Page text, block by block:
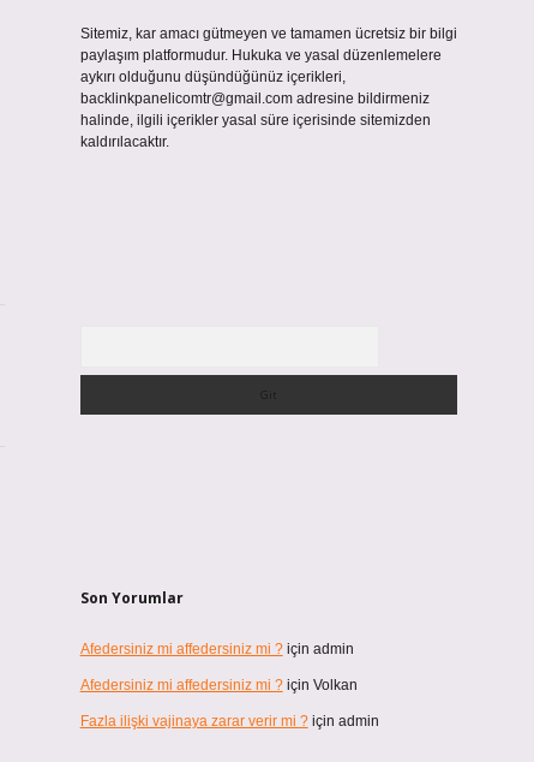
Sitemiz, kar amacı gütmeyen ve tamamen ücretsiz bir bilgi
paylaşım platformudur. Hukuka ve yasal düzenlemelere
aykırı olduğunu düşündüğünüz içerikleri,
backlinkpanelicomtr@gmail.comadresine bildirmeniz
halinde, ilgili içerikler yasal süre içerisinde sitemizden
kaldırılacaktır.
Son Yorumlar
Afedersiniz mi affedersiniz mi ?için admin
Afedersiniz mi affedersiniz mi ?için Volkan
Fazla ilişki vajinaya zarar verir mi ?için admin